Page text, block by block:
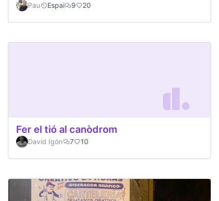
Pau Espai 9 20
Fer el tió al canòdrom
David Igón 7 10